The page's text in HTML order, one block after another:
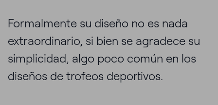
Formalmente su diseño no es nada
extraordinario, si bien se agradece su
simplicidad, algo poco común en los
diseños de trofeos deportivos.